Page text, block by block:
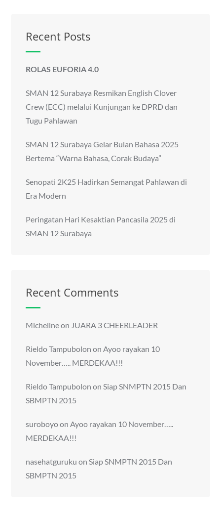
Recent Posts
ROLAS EUFORIA 4.0
SMAN 12 Surabaya Resmikan English Clover
Crew (ECC) melalui Kunjungan ke DPRD dan
Tugu Pahlawan
SMAN 12 Surabaya Gelar Bulan Bahasa 2025
Bertema “Warna Bahasa, Corak Budaya”
Senopati 2K25 Hadirkan Semangat Pahlawan di
Era Modern
Peringatan Hari Kesaktian Pancasila 2025 di
SMAN 12 Surabaya
Recent Comments
Michelineon JUARA 3 CHEERLEADER
Rieldo Tampubolon on Ayoo rayakan 10
November….. MERDEKAA!!!
Rieldo Tampubolon on Siap SNMPTN 2015 Dan
SBMPTN 2015
suroboyoon Ayoo rayakan 10 November…..
MERDEKAA!!!
nasehatguruku on Siap SNMPTN 2015 Dan
SBMPTN 2015